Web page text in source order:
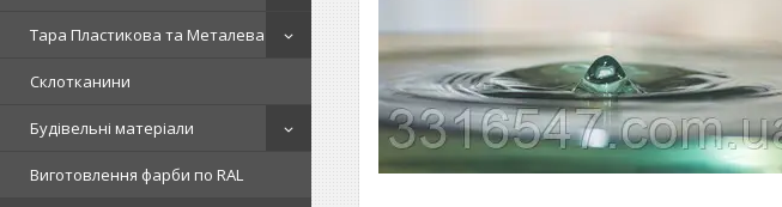
Тара Пластикова та Металева
Склотканини
Будівельні матеріали
Виготовлення фарби по RAL